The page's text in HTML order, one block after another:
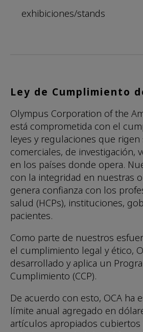
exhibiciones/stands
Ley de Cumplimiento
Olympus Corporation of the
está comprometida con el
leyes y regulaciones que rigen
comerciales, de investigación,
en los países donde opera.
con la integridad en nuestras
genera confianza con los
salud (HCPs), instituciones,
pacientes.
Como parte de nuestros
el cumplimiento legal y ético,
desarrollado y aplica un
Cumplimiento (CCP).
De acuerdo con esto, OCA ha
límite anual agregado en
artículos apropiados